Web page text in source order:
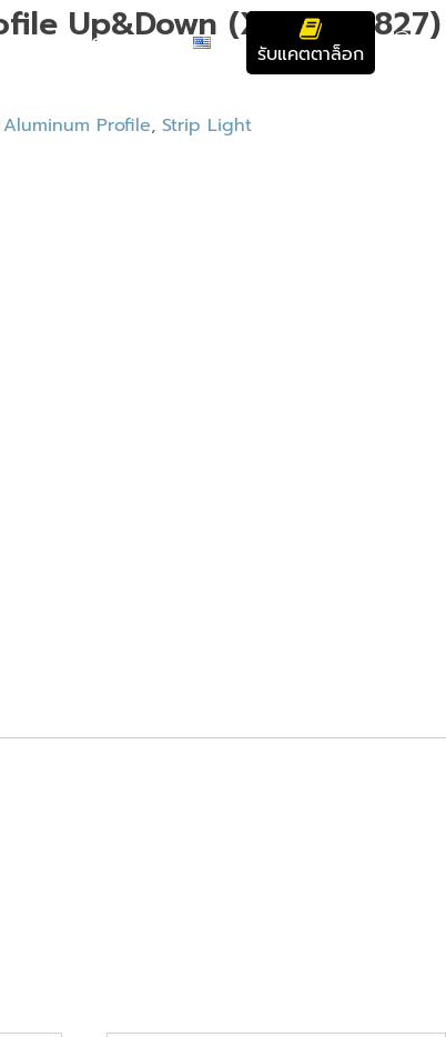
วาม ติดต่อเรา รับแคตตาล็อก
Up&Down (XQ-LXC-827)
Aluminum Profile, Strip Light